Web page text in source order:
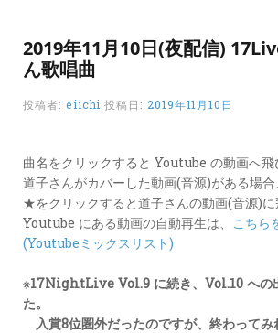
ン
ド
カ
ド
LINK
2019年11月10日(夜配信)
ん歌唱曲
投稿者: eiichi 投稿日: 2019年11月10日
曲名をクリックすると Youtube の動画へ飛
道子さんがカバーした動画(音源)がある場合
★をクリックすると道子さんの動画(音源)に
Youtube にある動画の自動再生は、 こちら
(Youtubeミックスリスト)
※17NightLive Vol.9 に続き、Vol.10 への
た。
入賞8位圏外だったのですが、終わってみ